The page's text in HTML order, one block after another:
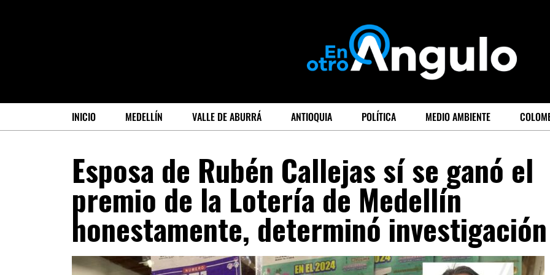
INICIO MEDELLÍN VALLE DE ABURRÁ ANTIOQUIA POLÍTICA MEDIO AMBIENTE
Esposa de Rubén Callejas sí se ganó el
premio de la Lotería de Medellín
honestamente, determinó investigación